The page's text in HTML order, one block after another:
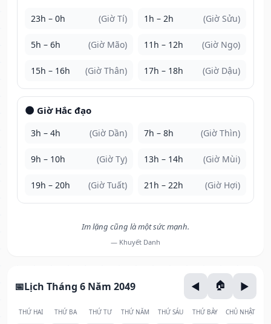
23h – 0h (Giờ Tí) 1h – 2h (Giờ Sửu)
5h – 6h (Giờ Mão) 11h – 12h (Giờ Ngọ)
15h – 16h (Giờ Thân) 17h – 18h (Giờ Dậu)
🌑 Giờ Hắc đạo
3h – 4h (Giờ Dần) 7h – 8h (Giờ Thìn)
9h – 10h (Giờ Tỵ) 13h – 14h (Giờ Mùi)
19h – 20h (Giờ Tuất) 21h – 22h (Giờ Hợi)
Im lặng cũng là một sức mạnh.
— Khuyết Danh
Lịch Tháng 6 Năm 2049
THỨ HAI THỨ BA THỨ TƯ THỨ NĂM THỨ SÁU THỨ BẢY CHỦ NHẬT